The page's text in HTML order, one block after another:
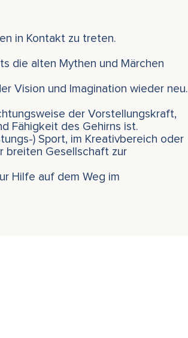
in Kontakt zu treten.
die alten Mythen und Märchen
Vision und Imagination wieder neu.
der Vorstellungskraft,
Fähigkeit des Gehirns ist.
) Sport, im Kreativbereich oder
breiten Gesellschaft zur
Hilfe auf dem Weg im